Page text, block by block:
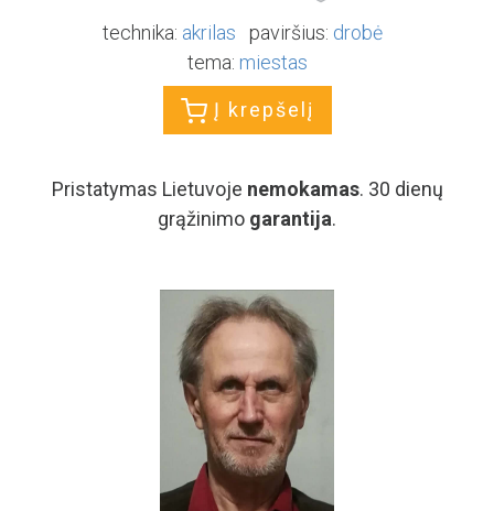
technika: akrilas paviršius: drobė
tema: miestas
Į krepšelį
Pristatymas Lietuvoje nemokamas. 30 dienų
grąžinimo garantija.